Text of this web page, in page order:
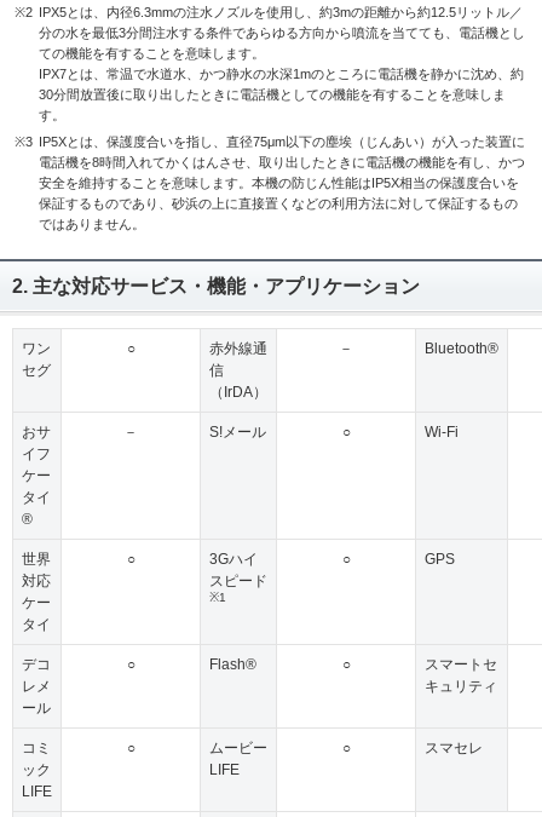
※2 IPX5とは、内径6.3mmの注水ノズルを使用し、約3mの距離から約12.5リットル／
分の水を最低3分間注水する条件であらゆる方向から噴流を当てても、電話機とし
ての機能を有することを意味します。
IPX7とは、常温で水道水、かつ静水の水深1mのところに電話機を静かに沈め、約
30分間放置後に取り出したときに電話機としての機能を有することを意味しま
す。
※3 IP5Xとは、保護度合いを指し、直径75μm以下の塵埃（じんあい）が入った装置に
電話機を8時間入れてかくはんさせ、取り出したときに電話機の機能を有し、かつ
安全を維持することを意味します。本機の防じん性能はIP5X相当の保護度合いを
保証するものであり、砂浜の上に直接置くなどの利用方法に対して保証するもの
ではありません。
2. 主な対応サービス・機能・アプリケーション
ワン
セグ
○
赤外線通
信
（IrDA）
－ Bluetooth®
おサ
イフ
ケー
タイ
®
－ S!メール ○ Wi-Fi
世界
対応
ケー
タイ
○
3Gハイ
スピード
※1
○ GPS
デコ
レメ
ール
○ Flash® ○
スマートセ
キュリティ
コミ
ック
LIFE
○
ムービー
LIFE
○ スマセレ